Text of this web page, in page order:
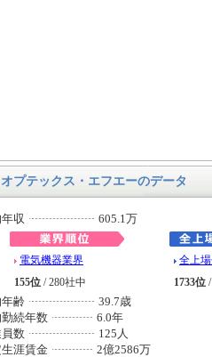
オプテックス・エフエーのデータ
収 605.1万
電気機器業界
155位 / 280社中
全上
1733位
齢
39.7歳
続年数
6.0年
数
125人
涯賃金
2億2586万